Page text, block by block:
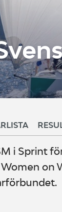
i Sprint
on